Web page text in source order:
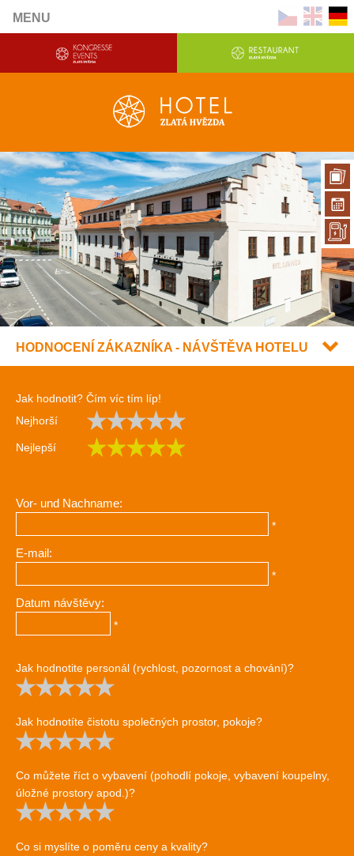
MENU
HODNOCENÍ ZÁKAZNÍKA - NÁVŠTĚVA HOTELU
Jak hodnotit? Čím víc tím líp!
Nejhorší
Nejlepší
Vor- und Nachname:
*
E-mail:
*
Datum návštěvy:
*
Jak hodnotite personál (rychlost, pozornost a chování)?
Jak hodnotíte čistotu společných prostor, pokoje?
Co můžete říct o vybavení (pohodlí pokoje, vybavení koupelny,
úložné prostory apod.)?
Co si myslíte o poměru ceny a kvality?